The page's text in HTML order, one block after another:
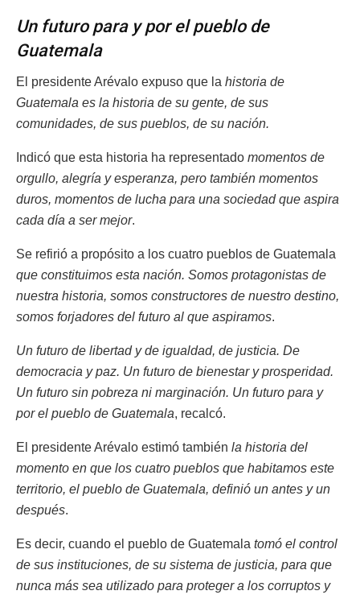
Un futuro para y por el pueblo de
Guatemala
El presidente Arévalo expuso que la historia de
Guatemala es la historia de su gente, de sus
comunidades, de sus pueblos, de su nación.
Indicó que esta historia ha representado momentos de
orgullo, alegría y esperanza, pero también momentos
duros, momentos de lucha para una sociedad que aspira
cada día a ser mejor.
Se refirió a propósito a los cuatro pueblos de Guatemala
que constituimos esta nación. Somos protagonistas de
nuestra historia, somos constructores de nuestro destino,
somos forjadores del futuro al que aspiramos.
Un futuro de libertad y de igualdad, de justicia. De
democracia y paz. Un futuro de bienestar y prosperidad.
Un futuro sin pobreza ni marginación. Un futuro para y
por el pueblo de Guatemala, recalcó.
El presidente Arévalo estimó también la historia del
momento en que los cuatro pueblos que habitamos este
territorio, el pueblo de Guatemala, definió un antes y un
después.
Es decir, cuando el pueblo de Guatemala tomó el control
de sus instituciones, de su sistema de justicia, para que
nunca más sea utilizado para proteger a los corruptos y